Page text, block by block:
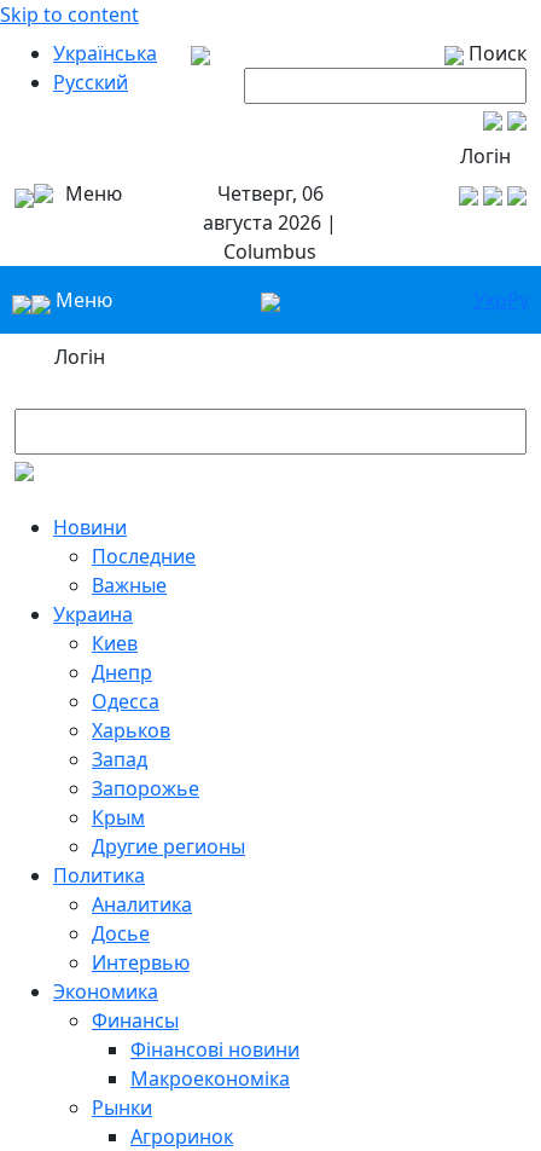
Skip to content
Українська
Русский
Поиск
Логін
Меню
Четверг, 06
августа 2026 |
Columbus
Меню
УкрРу
Логін
Новини
Последние
Важные
Украина
Киев
Днепр
Одесса
Харьков
Запад
Запорожье
Крым
Другие регионы
Политика
Аналитика
Досье
Интервью
Экономика
Финансы
Фінансові новини
Макроекономіка
Рынки
Агроринок